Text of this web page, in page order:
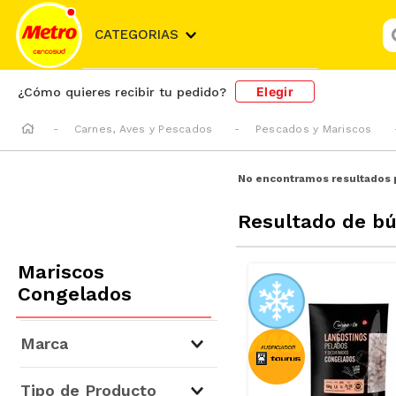
CATEGORIAS
¿Cómo quieres recibir tu pedido? Elegir
Carnes, Aves y Pescados Pescados y Mariscos
No encontramos resultados
Resultado de
Mariscos
Congelados
Marca
Tipo de Producto